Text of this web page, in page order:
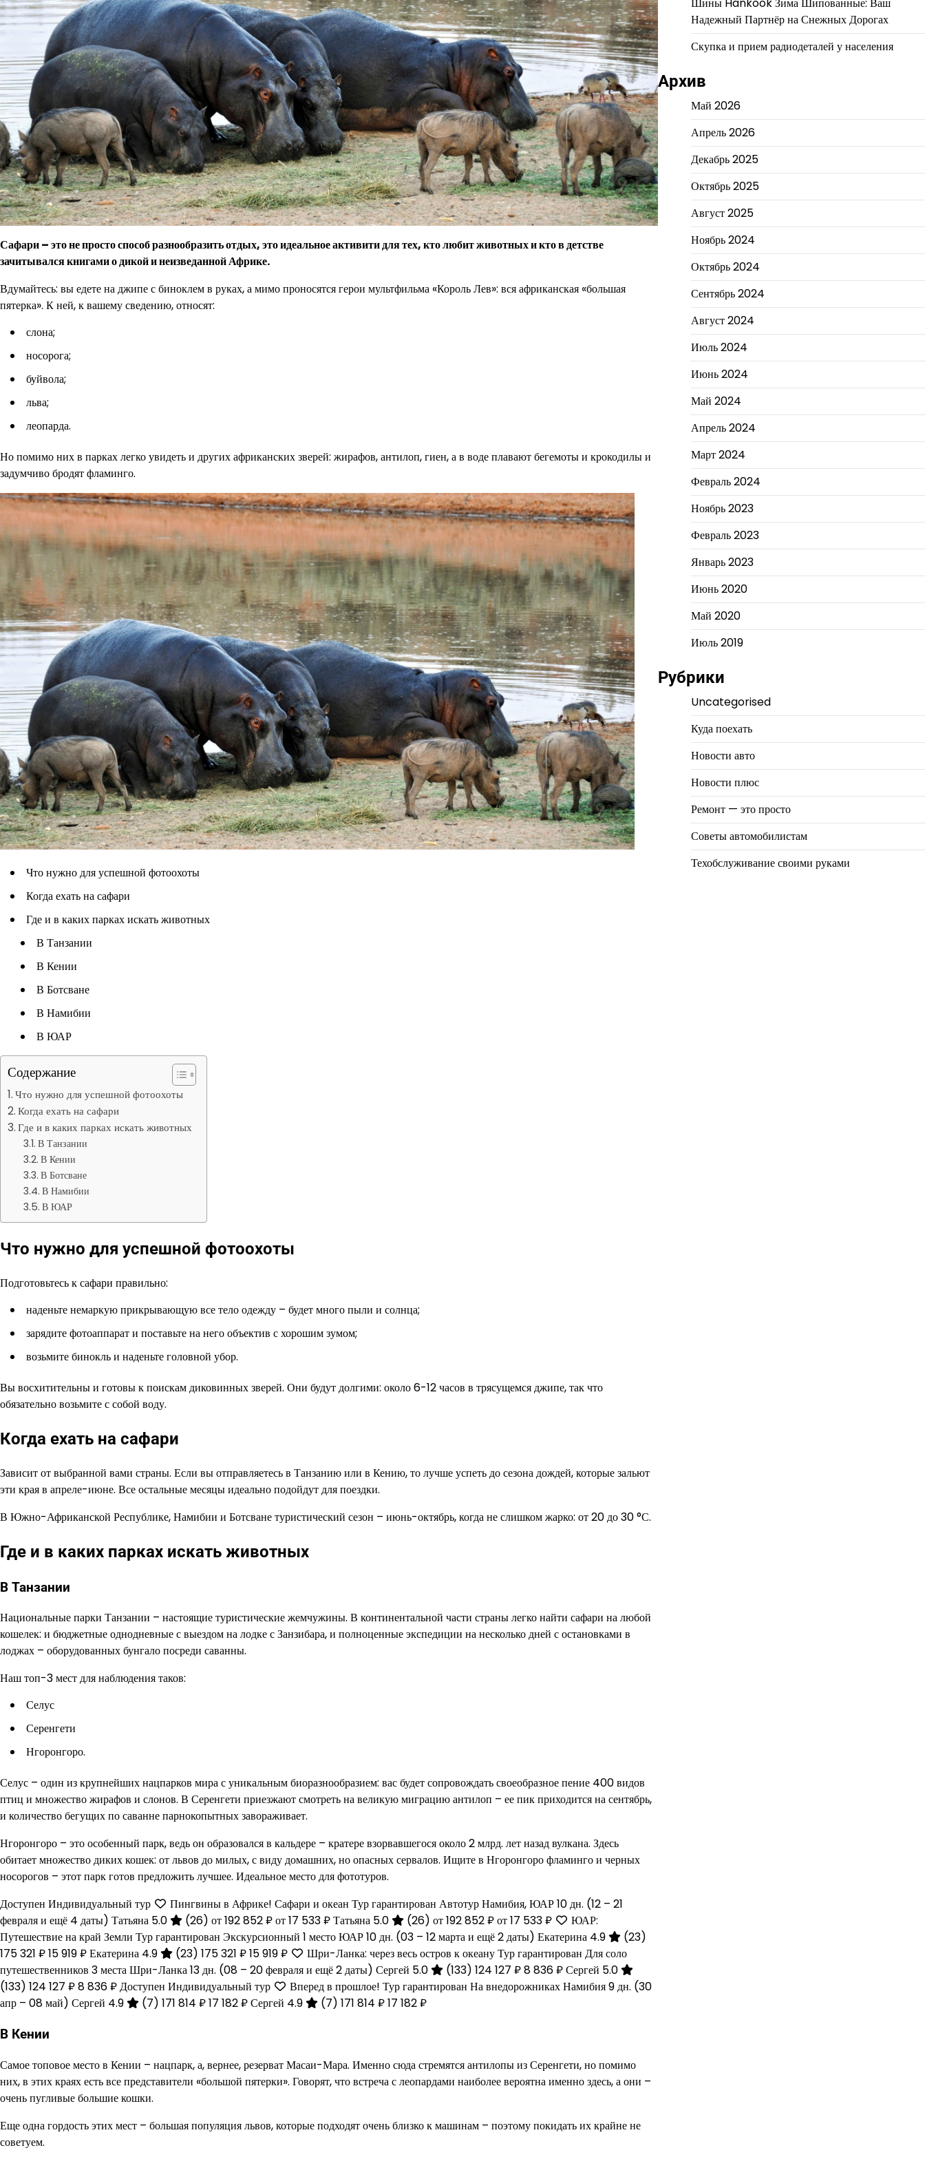
Сафари – это не просто способ разнообразить отдых, это идеальное активити для тех, кто любит животных и кто в детстве
зачитывался книгами о дикой и неизведанной Африке.
Вдумайтесь: вы едете на джипе с биноклем в руках, а мимо проносятся герои мультфильма «Король Лев»: вся африканская «большая
пятерка». К ней, к вашему сведению, относят:
слона;
носорога;
буйвола;
льва;
леопарда.
Но помимо них в парках легко увидеть и других африканских зверей: жирафов, антилоп, гиен, а в воде плавают бегемоты и крокодилы и
задумчиво бродят фламинго.
Что нужно для успешной фотоохоты
Когда ехать на сафари
Где и в каких парках искать животных
В Танзании
В Кении
В Ботсване
В Намибии
В ЮАР
Содержание
Что нужно для успешной фотоохоты
Когда ехать на сафари
Где и в каких парках искать животных
В Танзании
В Кении
В Ботсване
В Намибии
В ЮАР
Что нужно для успешной фотоохоты
Подготовьтесь к сафари правильно:
наденьте немаркую прикрывающую все тело одежду – будет много пыли и солнца;
зарядите фотоаппарат и поставьте на него объектив с хорошим зумом;
возьмите бинокль и наденьте головной убор.
Вы восхитительны и готовы к поискам диковинных зверей. Они будут долгими: около 6-12 часов в трясущемся джипе, так что
обязательно возьмите с собой воду.
Когда ехать на сафари
Зависит от выбранной вами страны. Если вы отправляетесь в Танзанию или в Кению, то лучше успеть до сезона дождей, которые зальют
эти края в апреле-июне. Все остальные месяцы идеально подойдут для поездки.
В Южно-Африканской Республике, Намибии и Ботсване туристический сезон – июнь-октябрь, когда не слишком жарко: от 20 до 30 °С.
Где и в каких парках искать животных
В Танзании
Национальные парки Танзании – настоящие туристические жемчужины. В континентальной части страны легко найти сафари на любой
кошелек: и бюджетные однодневные с выездом на лодке с Занзибара, и полноценные экспедиции на несколько дней с остановками в
лоджах – оборудованных бунгало посреди саванны.
Наш топ-3 мест для наблюдения таков:
Селус
Серенгети
Нгоронгоро.
Селус – один из крупнейших нацпарков мира с уникальным биоразнообразием: вас будет сопровождать своеобразное пение 400 видов
птиц и множество жирафов и слонов. В Серенгети приезжают смотреть на великую миграцию антилоп – ее пик приходится на сентябрь,
и количество бегущих по саванне парнокопытных завораживает.
Нгоронгоро – это особенный парк, ведь он образовался в кальдере – кратере взорвавшегося около 2 млрд. лет назад вулкана. Здесь
обитает множество диких кошек: от львов до милых, с виду домашних, но опасных сервалов. Ищите в Нгоронгоро фламинго и черных
носорогов – этот парк готов предложить лучшее. Идеальное место для фототуров.
Доступен Индивидуальный тур
Пингвины в Африке! Сафари и океан Тур гарантирован Автотур Намибия, ЮАР10 дн. (12 – 21
февраля и ещё 4 даты) Татьяна 5.0 (26) от 192 852 ₽от 17 533 ₽Татьяна 5.0 (26) от 192 852 ₽от 17 533 ₽
ЮАР:
Путешествие на край Земли Тур гарантирован Экскурсионный 1 место ЮАР10 дн. (03 – 12 марта и ещё 2 даты) Екатерина 4.9
(23)
175 321 ₽15 919 ₽Екатерина 4.9 (23) 175 321 ₽15 919 ₽
Шри-Ланка: через весь остров к океану Тур гарантирован Для соло
путешественников 3 места Шри-Ланка13 дн. (08 – 20 февраля и ещё 2 даты) Сергей 5.0 (133) 124 127 ₽8 836 ₽Сергей 5.0
(133) 124 127 ₽8 836 ₽Доступен Индивидуальный тур Вперед в прошлое! Тур гарантирован На внедорожниках Намибия9 дн. (30
апр – 08 май) Сергей 4.9 (7) 171 814 ₽17 182 ₽Сергей 4.9 (7) 171 814 ₽17 182 ₽
В Кении
Самое топовое место в Кении – нацпарк, а, вернее, резерват Масаи-Мара. Именно сюда стремятся антилопы из Серенгети, но помимо
них, в этих краях есть все представители «большой пятерки». Говорят, что встреча с леопардами наиболее вероятна именно здесь, а они –
очень пугливые большие кошки.
Еще одна гордость этих мест – большая популяция львов, которые подходят очень близко к машинам – поэтому покидать их крайне не
советуем.
Надежный Партнёр на Снежных Дорогах
Скупка и прием радиодеталей у населения
Архив
Май 2026
Апрель 2026
Декабрь 2025
Октябрь 2025
Август 2025
Ноябрь 2024
Октябрь 2024
Сентябрь 2024
Август 2024
Июль 2024
Июнь 2024
Май 2024
Апрель 2024
Март 2024
Февраль 2024
Ноябрь 2023
Февраль 2023
Январь 2023
Июнь 2020
Май 2020
Июль 2019
Рубрики
Uncategorised
Куда поехать
Новости авто
Новости плюс
Ремонт — это просто
Советы автомобилистам
Техобслуживание своими руками